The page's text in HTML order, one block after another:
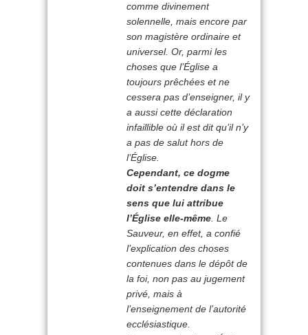
comme divinement
solennelle, mais encore par
son magistère ordinaire et
universel. Or, parmi les
choses que l’Église a
toujours prêchées et ne
cessera pas d’enseigner, il y
a aussi cette déclaration
infaillible où il est dit qu’il n’y
a pas de salut hors de
l’Église.
Cependant, ce dogme
doit s’entendre dans le
sens que lui attribue
l’Église elle-même . Le
Sauveur, en effet, a confié
l’explication des choses
contenues dans le dépôt de
la foi, non pas au jugement
privé, mais à
l’enseignement de l’autorité
ecclésiastique.